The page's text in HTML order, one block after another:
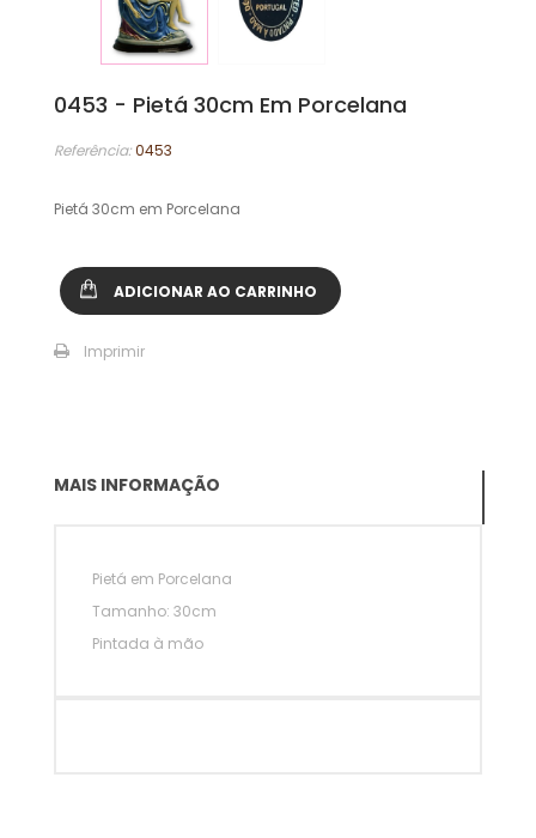
0453 - Pietá 30cm Em Porcelana
Referência:0453
Pietá 30cm em Porcelana
ADICIONAR AO CARRINHO
Imprimir
MAIS INFORMAÇÃO
Pietá em Porcelana
Tamanho: 30cm
Pintada à mão